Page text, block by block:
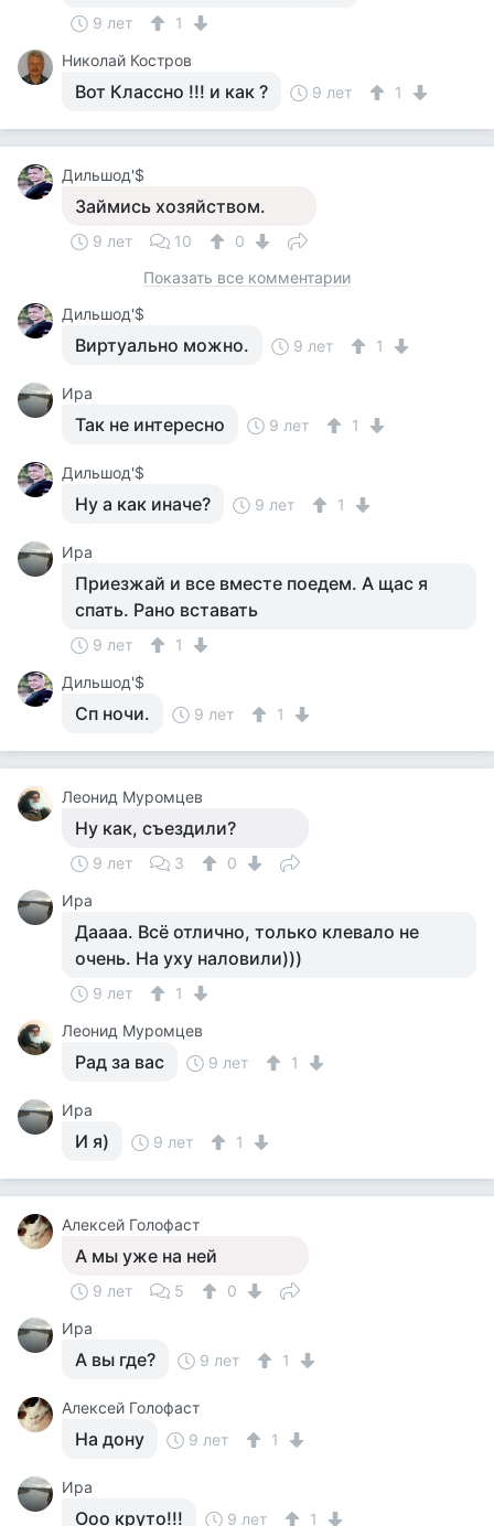
9 лет
1
Николай Костров
Вот Классно !!! и как ? 9 лет 1
Дильшод'$
Займись хозяйством.
9 лет 10
0
Показать все комментарии
Дильшод'$
Виртуально можно. 9 лет 1
Ира
Так не интересно 9 лет 1
Дильшод'$
Ну а как иначе? 9 лет 1
Ира
Приезжай и все вместе поедем. А щас я
спать. Рано вставать
9 лет
1
Дильшод'$
Сп ночи. 9 лет 1
Леонид Муромцев
Ну как, съездили?
9 лет 3
0
Ира
Даааа. Всё отлично, только клевало не
очень. На уху наловили)))
9 лет
1
Леонид Муромцев
Рад за вас 9 лет 1
Ира
И я) 9 лет 1
Алексей Голофаст
А мы уже на ней
9 лет 5
0
Ира
А вы где? 9 лет 1
Алексей Голофаст
На дону 9 лет 1
Ира
Ооо круто!!! 9 лет 1